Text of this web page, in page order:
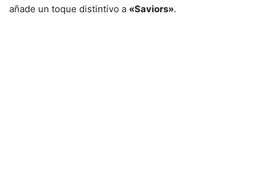
añade un toque distintivo a «Saviors».